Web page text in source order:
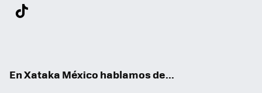
En Xataka México hablamos de...